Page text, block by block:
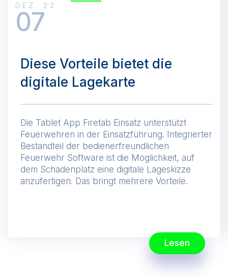
DEZ. 22
07
Diese Vorteile bietet die
digitale Lagekarte
Die Tablet App Firetab Einsatz unterstützt
Feuerwehren in der Einsatzführung. Integrierter
Bestandteil der bedienerfreundlichen
Feuerwehr Software ist die Möglichkeit, auf
dem Schadenplatz eine digitale Lageskizze
anzufertigen. Das bringt mehrere Vorteile.
Lesen